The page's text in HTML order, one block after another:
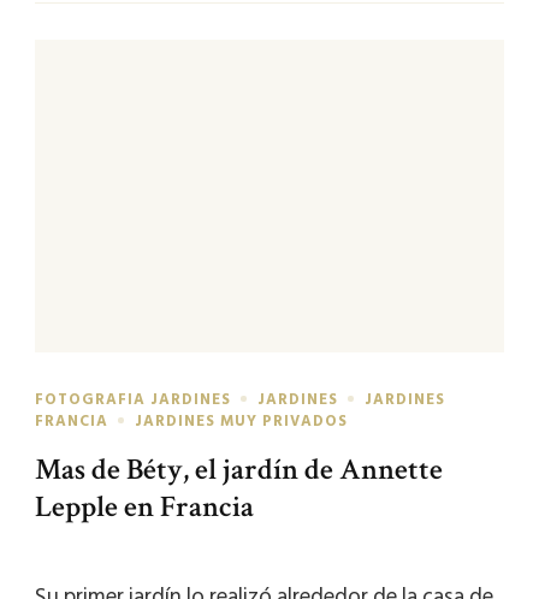
FOTOGRAFIA JARDINES JARDINES
JARDINES
FRANCIA
JARDINES MUY PRIVADOS
Mas de Béty, el jardín de Annette
Lepple en Francia